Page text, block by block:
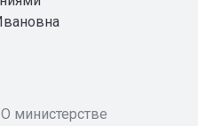
О министерстве